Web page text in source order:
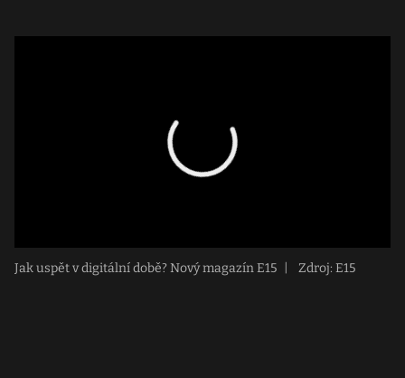
Jak uspět v digitální době? Nový magazín E15 Zdroj: E15